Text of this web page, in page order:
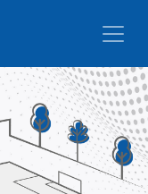
content